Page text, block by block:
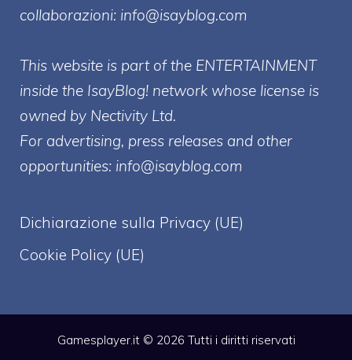
collaborazioni: info@isayblog.com
This website is part of the ENTERTAINMENT
inside the IsayBlog! network whose license is
owned by Nectivity Ltd.
For advertising, press releases and other
opportunities: info@isayblog.com
Dichiarazione sulla Privacy (UE)
Cookie Policy (UE)
Gamesplayer.it © 2026 Tutti i diritti riservati